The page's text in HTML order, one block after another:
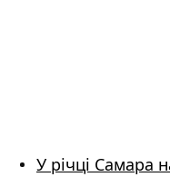
У річці Самара